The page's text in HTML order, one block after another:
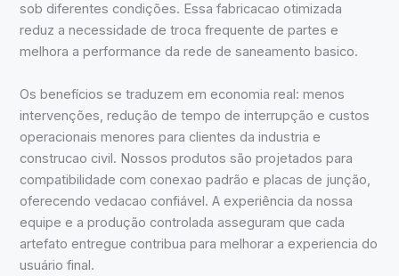
sob diferentes condições. Essa fabricacao otimizada
reduz a necessidade de troca frequente de partes e
melhora a performance da rede de saneamento basico.
Os benefícios se traduzem em economia real: menos
intervenções, redução de tempo de interrupção e custos
operacionais menores para clientes da industria e
construcao civil. Nossos produtos são projetados para
compatibilidade com conexao padrão e placas de junção,
oferecendo vedacao confiável. A experiência da nossa
equipe e a produção controlada asseguram que cada
artefato entregue contribua para melhorar a experiencia do
usuário final.